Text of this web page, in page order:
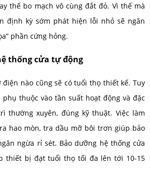
thế bo mạch vô cùng đắt đỏ. Vì thế mà
định kỳ sớm phát hiện lỗi nhỏ sẽ ngăn
phần cứng hỏng.
thống cửa tự động
nào cũng sẽ có tuổi thọ thiết kế. Tuy
phụ thuộc vào tần suất hoạt động và đặc
thường xuyên, đúng kỹ thuật. Việc làm
hao mòn, tra dầu mỡ bôi trơn giúp bảo
ngừa rỉ sét. Bảo dưỡng hệ thống cửa
thiết bị đạt tuổi thọ tối đa lên tới 10-15